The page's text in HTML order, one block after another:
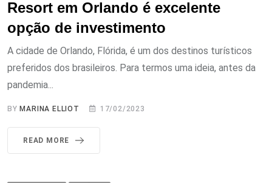
Resort em Orlando é excelente
opção de investimento
A cidade de Orlando, Flórida, é um dos destinos turísticos
preferidos dos brasileiros. Para termos uma ideia, antes da
pandemia...
BYMARINA ELLIOT 17/02/2023
READ MORE